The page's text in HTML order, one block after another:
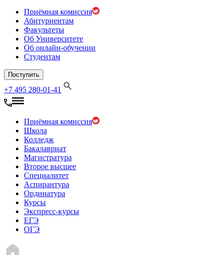
Приёмная комиссия
Абитуриентам
Факультеты
Об Университете
Об онлайн-обучении
Студентам
Поступить
+7 495 280-01-41
Приёмная комиссия
Школа
Колледж
Бакалавриат
Магистратура
Второе высшее
Специалитет
Аспирантура
Ординатура
Курсы
Экспресс-курсы
ЕГЭ
ОГЭ